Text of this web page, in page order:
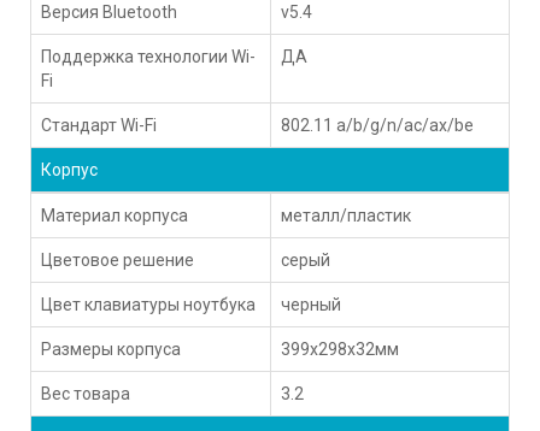
Версия Bluetooth v5.4
Поддержка технологии Wi-
Fi
ДА
Стандарт Wi-Fi 802.11 a/b/g/n/ac/ax/be
Корпус
Материал корпуса металл/пластик
Цветовое решение серый
Цвет клавиатуры ноутбука черный
Размеры корпуса 399x298x32мм
Вес товара 3.2